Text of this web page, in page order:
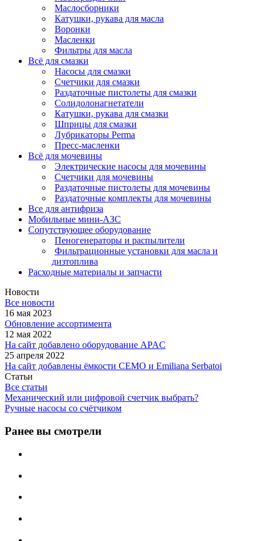
Маслосборники
Катушки, рукава для масла
Воронки
Масленки
Фильтры для масла
Всё для смазки
Насосы для смазки
Счетчики для смазки
Раздаточные пистолеты для смазки
Солидолонагнетатели
Катушки, рукава для смазки
Шприцы для смазки
Лубрикаторы Perma
Пресс-масленки
Всё для мочевины
Электрические насосы для мочевины
Счетчики для мочевины
Раздаточные пистолеты для мочевины
Раздаточные комплекты для мочевины
Все для антифриза
Мобильные мини-АЗС
Сопутствующее оборудование
Пеногенераторы и распылители
Фильтрационные установки для масла и
дизтоплива
Расходные материалы и запчасти
Новости
Все новости
16 мая 2023
Обновление ассортимента
12 мая 2022
На сайт добавлено оборудование APAC
25 апреля 2022
На сайт добавлены ёмкости CEMO и Emiliana Serbatoi
Статьи
Все статьи
Механический или цифровой счетчик выбрать?
Ручные насосы со счётчиком
Ранее вы смотрели